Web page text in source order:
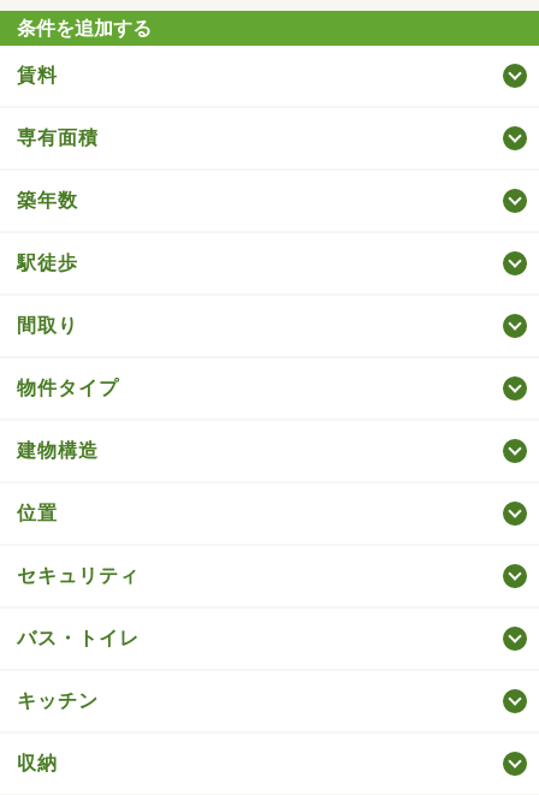
条件を追加する
賃料
専有面積
築年数
駅徒歩
間取り
物件タイプ
建物構造
位置
セキュリティ
バス・トイレ
キッチン
収納